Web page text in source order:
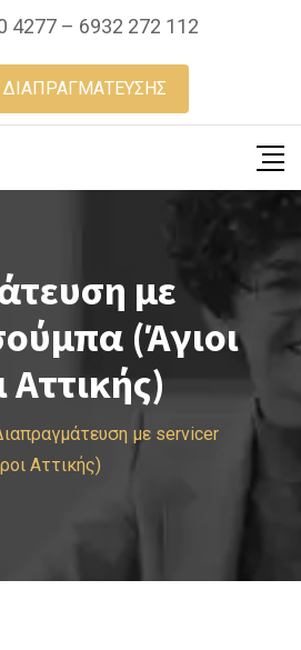
4277 – 6932 272 112
ΔΙΑΠΡΑΓΜΑΤΕΥΣΗΣ
με
(Άγιοι
με servicer
Αττικής)